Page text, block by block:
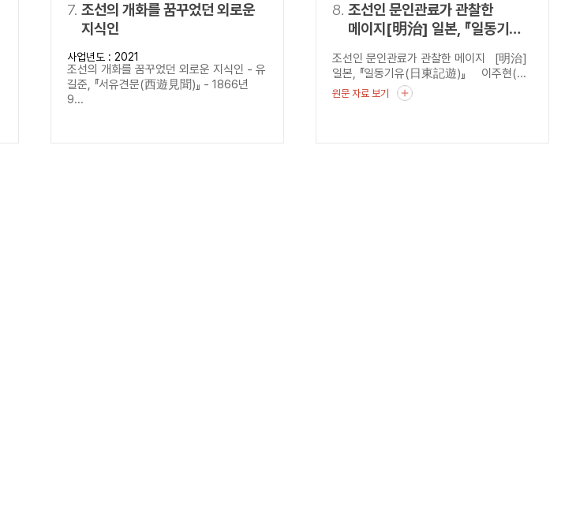
7. 조선의 개화를 꿈꾸었던 외로운
지식인
사업년도 : 2021
조선의 개화를 꿈꾸었던 외로운 지식인 - 유
길준, 『서유견문(西遊見聞)』 - 1866년
9...
8. 조선인 문인관료가 관찰한
메이지[明治] 일본, 『일동기유
조선인 문인관료가 관찰한 메이지 [明治]
일본, 『일동기유(日東記遊)』 이주현(...
원문 자료 보기